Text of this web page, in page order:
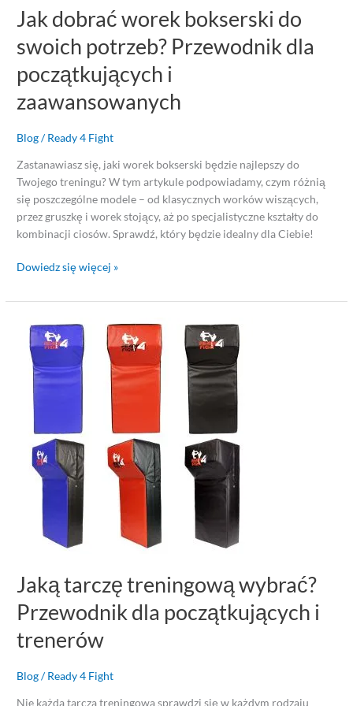
Jak dobrać worek bokserski do
swoich potrzeb? Przewodnik dla
początkujących i
zaawansowanych
Blog/Ready 4 Fight
Zastanawiasz się, jaki worek bokserski będzie najlepszy do
Twojego treningu? W tym artykule podpowiadamy, czym różnią
się poszczególne modele – od klasycznych worków wiszących,
przez gruszkę i worek stojący, aż po specjalistyczne kształty do
kombinacji ciosów. Sprawdź, który będzie idealny dla Ciebie!
Dowiedz się więcej »
Jaką tarczę treningową wybrać?
Przewodnik dla początkujących i
trenerów
Blog/Ready 4 Fight
Nie każda tarcza treningowa sprawdzi się w każdym rodzaju
Jaką
tarczę
treningową
wybrać?
Przewodnik
początkujących
trenerów